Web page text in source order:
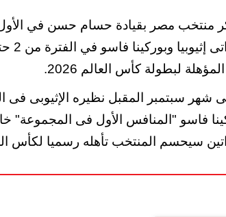
منتخب مصر بقيادة حسام حسن في
لبطولة كأس العالم 2026.
سبتمبر المقبل نظيره الإثيوبى فى
فاسو "المنافس الأول فى المجموعة"
سيحسم المنتخب تأهله رسميا لكأس العالم